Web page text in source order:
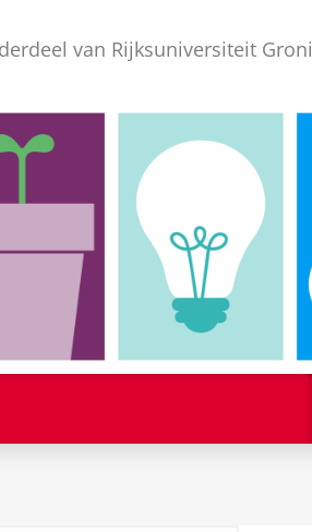
van Rijksuniversiteit